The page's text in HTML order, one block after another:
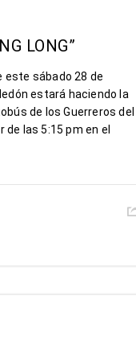
LONG”
este sábado 28 de
estará haciendo la
de los Guerreros del
las 5:15 pm en el